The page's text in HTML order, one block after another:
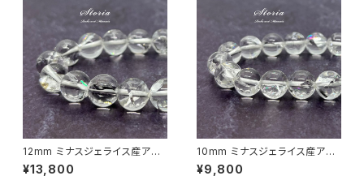
12mm ミナスジェライス産アイ
リスクォーツ（虹水晶）ブレスレッ
ト
¥13,800
10mm ミナスジェライス産アイ
リスクォーツ（虹水晶）ブレスレッ
ト
¥9,800